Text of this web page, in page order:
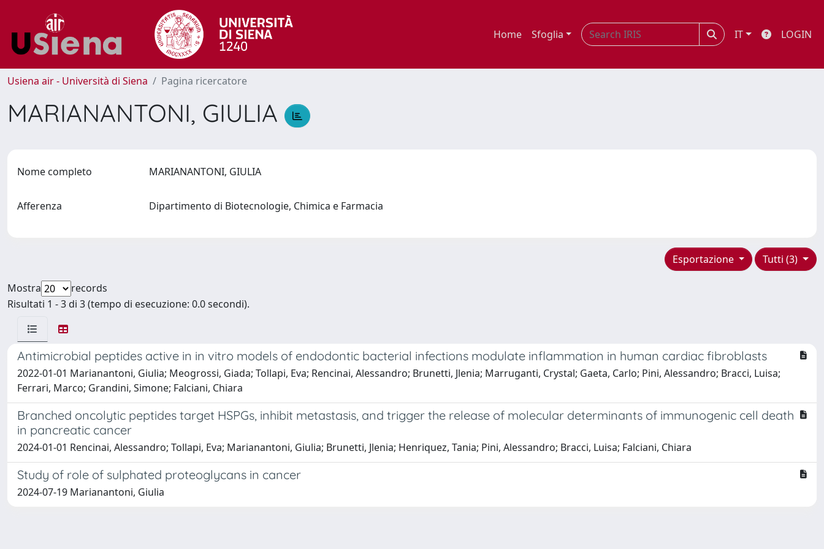
Home Sfoglia IT LOGIN
Usiena air - Università di Siena Pagina ricercatore
MARIANANTONI, GIULIA
Nome completo MARIANANTONI, GIULIA
Afferenza Dipartimento di Biotecnologie, Chimica e Farmacia
Tutti (3)
Esportazione
Mostra
records
Risultati 1 - 3 di 3 (tempo di esecuzione: 0.0 secondi).
Antimicrobial peptides active in in vitro models of endodontic bacterial infections modulate inflammation in human cardiac fibroblasts
2022-01-01 Marianantoni, Giulia; Meogrossi, Giada; Tollapi, Eva; Rencinai, Alessandro; Brunetti, Jlenia; Marruganti, Crystal; Gaeta, Carlo; Pini, Alessandro; Bracci, Luisa;
Ferrari, Marco; Grandini, Simone; Falciani, Chiara
Branched oncolytic peptides target HSPGs, inhibit metastasis, and trigger the release of molecular determinants of immunogenic cell death
in pancreatic cancer
2024-01-01 Rencinai, Alessandro; Tollapi, Eva; Marianantoni, Giulia; Brunetti, Jlenia; Henriquez, Tania; Pini, Alessandro; Bracci, Luisa; Falciani, Chiara
Study of role of sulphated proteoglycans in cancer
2024-07-19 Marianantoni, Giulia